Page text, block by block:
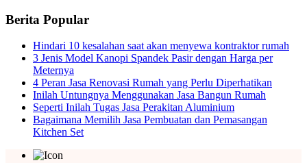
Berita Popular
Hindari 10 kesalahan saat akan menyewa kontraktor rumah
3 Jenis Model Kanopi Spandek Pasir dengan Harga per
Meternya
4 Peran Jasa Renovasi Rumah yang Perlu Diperhatikan
Inilah Untungnya Menggunakan Jasa Bangun Rumah
Seperti Inilah Tugas Jasa Perakitan Aluminium
Bagaimana Memilih Jasa Pembuatan dan Pemasangan
Kitchen Set